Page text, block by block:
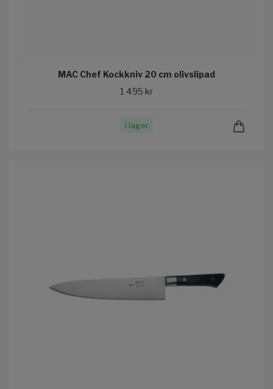
MAC Chef Kockkniv 20 cm olivslipad
1 495 kr
I lager